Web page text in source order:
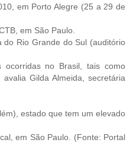
em Porto Alegre (25 a 29 de
em São Paulo.
Rio Grande do Sul (auditório
no Brasil, tais como
Gilda Almeida, secretária
estado que tem um elevado
em São Paulo. (Fonte: Portal